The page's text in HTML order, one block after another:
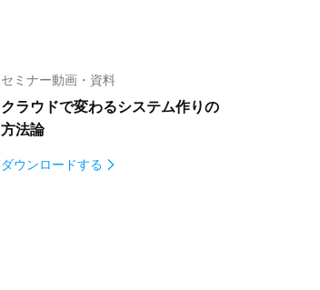
セミナー動画・資料
クラウドで変わるシステム作りの
方法論
ダウンロードする